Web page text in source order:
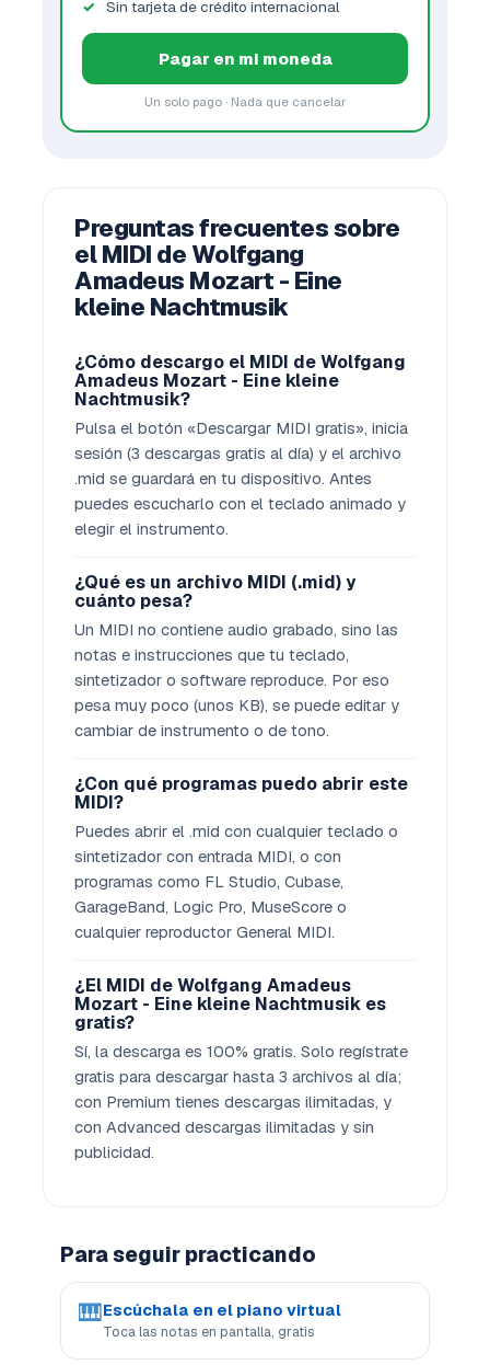
Sin tarjeta de crédito internacional
Pagar en mi moneda
Un solo pago · Nada que cancelar
Preguntas frecuentes sobre
el MIDI de Wolfgang
Amadeus Mozart - Eine
kleine Nachtmusik
¿Cómo descargo el MIDI de Wolfgang
Amadeus Mozart - Eine kleine
Nachtmusik?
Pulsa el botón «Descargar MIDI gratis», inicia
sesión (3 descargas gratis al día) y el archivo
.mid se guardará en tu dispositivo. Antes
puedes escucharlo con el teclado animado y
elegir el instrumento.
¿Qué es un archivo MIDI (.mid) y
cuánto pesa?
Un MIDI no contiene audio grabado, sino las
notas e instrucciones que tu teclado,
sintetizador o software reproduce. Por eso
pesa muy poco (unos KB), se puede editar y
cambiar de instrumento o de tono.
¿Con qué programas puedo abrir este
MIDI?
Puedes abrir el .mid con cualquier teclado o
sintetizador con entrada MIDI, o con
programas como FL Studio, Cubase,
GarageBand, Logic Pro, MuseScore o
cualquier reproductor General MIDI.
¿El MIDI de Wolfgang Amadeus
Mozart - Eine kleine Nachtmusik es
gratis?
Sí, la descarga es 100% gratis. Solo regístrate
gratis para descargar hasta 3 archivos al día;
con Premium tienes descargas ilimitadas, y
con Advanced descargas ilimitadas y sin
publicidad.
Para seguir practicando
🎹Escúchala en el piano virtual
Toca las notas en pantalla, gratis